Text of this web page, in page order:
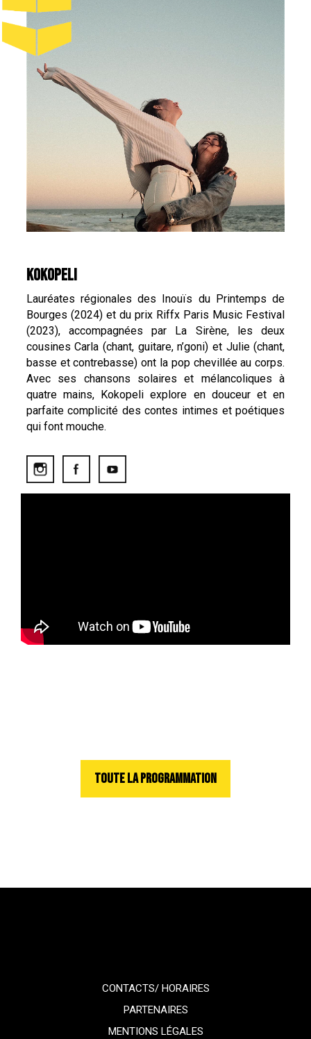
KOKOPELI
Lauréates régionales des Inouïs du Printemps de
Bourges (2024) et du prix Riffx Paris Music Festival
(2023), accompagnées par La Sirène, les deux
cousines Carla (chant, guitare, n’goni) et Julie (chant,
basse et contrebasse) ont la pop chevillée au corps.
Avec ses chansons solaires et mélancoliques à
quatre mains, Kokopeli explore en douceur et en
parfaite complicité des contes intimes et poétiques
qui font mouche.
TOUTE LA PROGRAMMATION
CONTACTS/ HORAIRES
PARTENAIRES
MENTIONS LÉGALES